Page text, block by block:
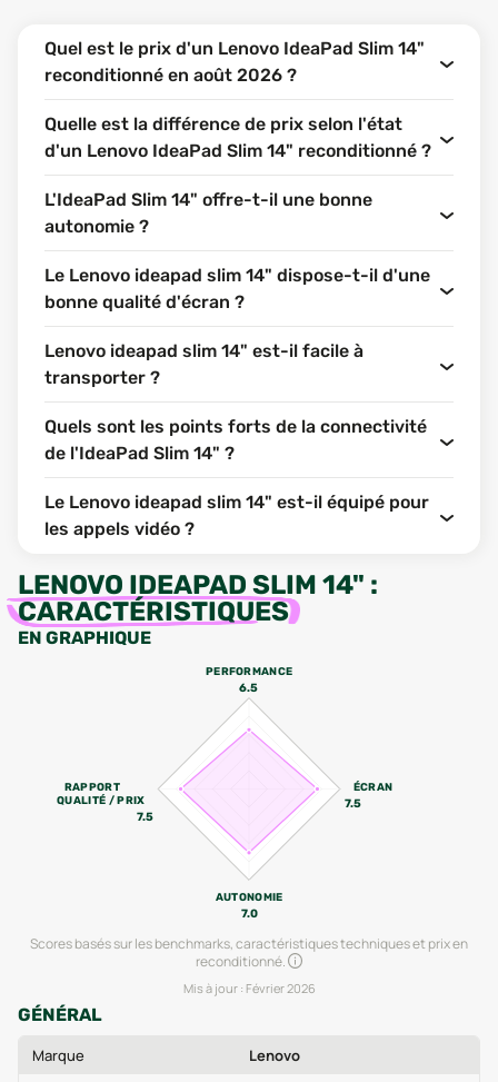
Quel est le prix d'un Lenovo IdeaPad Slim 14"
reconditionné en août 2026 ?
Quelle est la différence de prix selon l'état
d'un Lenovo IdeaPad Slim 14" reconditionné ?
L'IdeaPad Slim 14" offre-t-il une bonne
autonomie ?
Le Lenovo ideapad slim 14" dispose-t-il d'une
bonne qualité d'écran ?
Lenovo ideapad slim 14" est-il facile à
transporter ?
Quels sont les points forts de la connectivité
de l'IdeaPad Slim 14" ?
Le Lenovo ideapad slim 14" est-il équipé pour
les appels vidéo ?
LENOVO IDEAPAD SLIM 14" :
CARACTÉRISTIQUES
EN GRAPHIQUE
PERFORMANCE
6.5
ÉCRAN
7.5
AUTONOMIE
7.0
RAPPORT
QUALITÉ / PRIX
7.5
Scores basés sur les benchmarks, caractéristiques techniques et prix en
reconditionné.
Mis à jour : Février 2026
GÉNÉRAL
Marque
Lenovo